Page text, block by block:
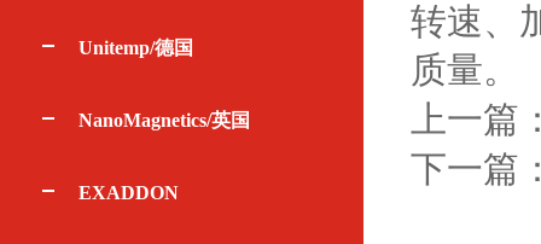
Unitemp/德国
NanoMagnetics/英国
EXADDON
转速、
质量。
上一篇
下一篇